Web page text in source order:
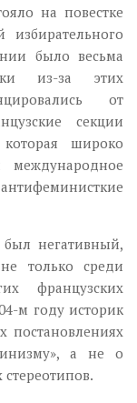
на повестке
было весьма
из-за этих
от
секции
широко
международное
негативный,
только среди
французских
м году историк
постановлениях
а не о